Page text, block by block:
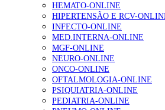
Alguns milhares de utentes
família com nova regras do
160 visualizações
“Os programas de rastreio do
custo-efetivos e representam
HEMATO-ONLINE
HIPERTENSÃO E RCV-
INFECTO-ONLINE
MED.INTERNA-ONLINE
MGF-ONLINE
NEURO-ONLINE
ONCO-ONLINE
OFTALMOLOGIA-ONLINE
PSIQUIATRIA-ONLINE
PEDIATRIA-ONLINE